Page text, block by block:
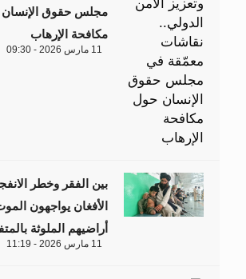
مجلس حقوق
مكافحة الإرهاب
11 مارس 2026 - 09:30
بين الفقر وخطر
الأفغان يواجهون
أراضيهم الملوثة
11 مارس 2026 - 11:19